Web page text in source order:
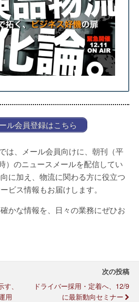
ル会員登録はこちら
は、メール会員向けに、朝刊（平
）のニュースメールを配信してい
に加え、物流に関わる方に役立つ
ビス情報もお届けします。
かな情報を、日々の業務にぜひお
、
用
次の投稿
ドライバー採用・定着へ、12/9
に最新動向セミナー